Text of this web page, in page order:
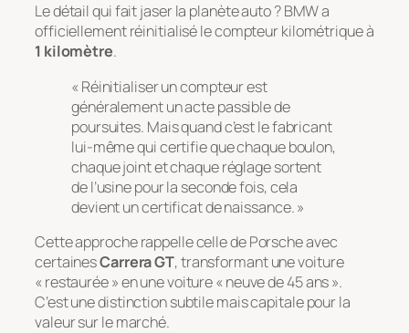
Le détail qui fait jaser la planète auto ? BMW a
officiellement réinitialisé le compteur kilométrique à
1 kilomètre.
« Réinitialiser un compteur est
généralement un acte passible de
poursuites. Mais quand c’est le fabricant
lui-même qui certifie que chaque boulon,
chaque joint et chaque réglage sortent
de l’usine pour la seconde fois, cela
devient un certificat de naissance. »
Cette approche rappelle celle de Porsche avec
certainesCarrera GT, transformant une voiture
« restaurée » en une voiture « neuve de 45 ans ».
C’est une distinction subtile mais capitale pour la
valeur sur le marché.